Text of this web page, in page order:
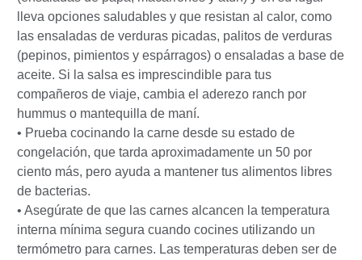
lleva opciones saludables y que resistan al calor, como
las ensaladas de verduras picadas, palitos de verduras
(pepinos, pimientos y espárragos) o ensaladas a base de
aceite. Si la salsa es imprescindible para tus
compañeros de viaje, cambia el aderezo ranch por
hummus o mantequilla de maní.
• Prueba cocinando la carne desde su estado de
congelación, que tarda aproximadamente un 50 por
ciento más, pero ayuda a mantener tus alimentos libres
de bacterias.
• Asegúrate de que las carnes alcancen la temperatura
interna mínima segura cuando cocines utilizando un
termómetro para carnes. Las temperaturas deben ser de